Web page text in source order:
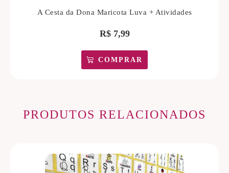
A Cesta da Dona Maricota Luva + Atividades
R$7,99
COMPRAR
PRODUTOS RELACIONADOS